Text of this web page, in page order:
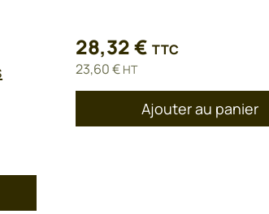
28,32€ TTC
23,60€ HT
Ajouter au panier